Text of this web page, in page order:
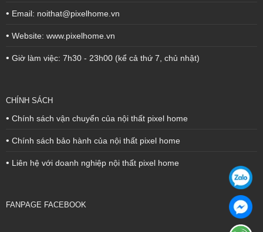
• Email: noithat@pixelhome.vn
• Website: www.pixelhome.vn
• Giờ làm việc: 7h30 - 23h00 (kể cả thứ 7, chủ nhật)
CHÍNH SÁCH
• Chính sách vận chuyển của nội thất pixel home
• Chính sách bảo hành của nội thất pixel home
• Liên hệ với doanh nghiệp nội thất pixel home
FANPAGE FACEBOOK